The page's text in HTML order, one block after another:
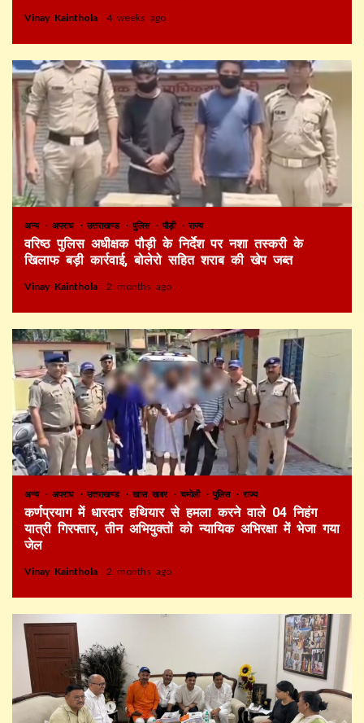
Vinay Kainthola 4 weeks ago
अन्य अपराध उत्तराखण्ड पुलिस पौड़ी राज्य
वरिष्ठ पुलिस अधीक्षक पौड़ी के निर्देश पर नशा तस्करी के
खिलाफ बड़ी कार्रवाई, बोलेरो सहित शराब की खेप जब्त
Vinay Kainthola 2 months ago
अन्य अपराध उत्तराखण्ड खास खबर चमोली पुलिस राज्य
कर्णप्रयाग में धारदार हथियार से हमला करने वाले 04 निहंग
यात्री गिरफ्तार, तीन अभियुक्तों को न्यायिक अभिरक्षा में भेजा गया
जेल
Vinay Kainthola 2 months ago